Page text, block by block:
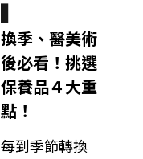
▍
換季、醫美術
後必看！挑選
保養品４大重
點！
每到季節轉換